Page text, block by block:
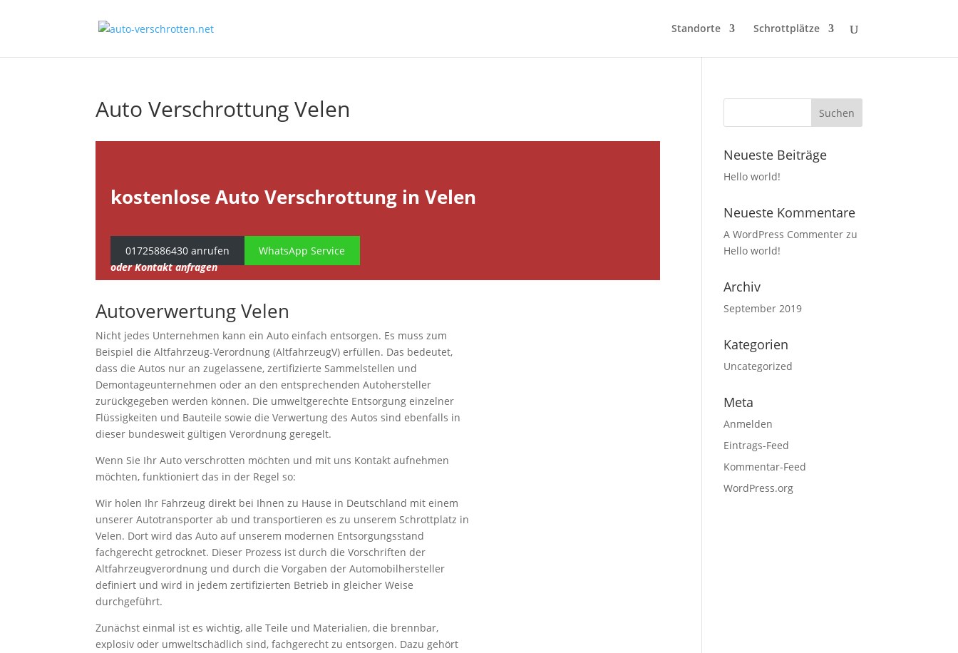
Standorte Schrottplätze
Auto Verschrottung Velen
kostenlose Auto Verschrottung in Velen
01725886430 anrufen
WhatsApp Service
oder Kontakt anfragen
Autoverwertung Velen
Nicht jedes Unternehmen kann ein Auto einfach entsorgen. Es muss zum
Beispiel die Altfahrzeug-Verordnung (AltfahrzeugV) erfüllen. Das bedeutet,
dass die Autos nur an zugelassene, zertifizierte Sammelstellen und
Demontageunternehmen oder an den entsprechenden Autohersteller
zurückgegeben werden können. Die umweltgerechte Entsorgung einzelner
Flüssigkeiten und Bauteile sowie die Verwertung des Autos sind ebenfalls in
dieser bundesweit gültigen Verordnung geregelt.
Wenn Sie Ihr Auto verschrotten möchten und mit uns Kontakt aufnehmen
möchten, funktioniert das in der Regel so:
Wir holen Ihr Fahrzeug direkt bei Ihnen zu Hause in Deutschland mit einem
unserer Autotransporter ab und transportieren es zu unserem Schrottplatz in
Velen. Dort wird das Auto auf unserem modernen Entsorgungsstand
fachgerecht getrocknet. Dieser Prozess ist durch die Vorschriften der
Altfahrzeugverordnung und durch die Vorgaben der Automobilhersteller
definiert und wird in jedem zertifizierten Betrieb in gleicher Weise
durchgeführt.
Zunächst einmal ist es wichtig, alle Teile und Materialien, die brennbar,
explosiv oder umweltschädlich sind, fachgerecht zu entsorgen. Dazu gehört
Neueste Beiträge
Hello world!
Neueste Kommentare
A WordPress Commenter zu
Hello world!
Archiv
September 2019
Kategorien
Uncategorized
Meta
Anmelden
Eintrags-Feed
Kommentar-Feed
WordPress.org